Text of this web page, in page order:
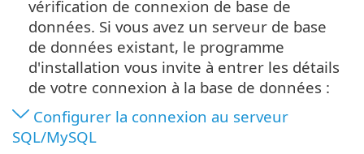
vérification de connexion de base de
données. Si vous avez un serveur de base
de données existant, le programme
d'installation vous invite à entrer les détails
de votre connexion à la base de données :
Configurer la connexion au serveur
SQL/MySQL